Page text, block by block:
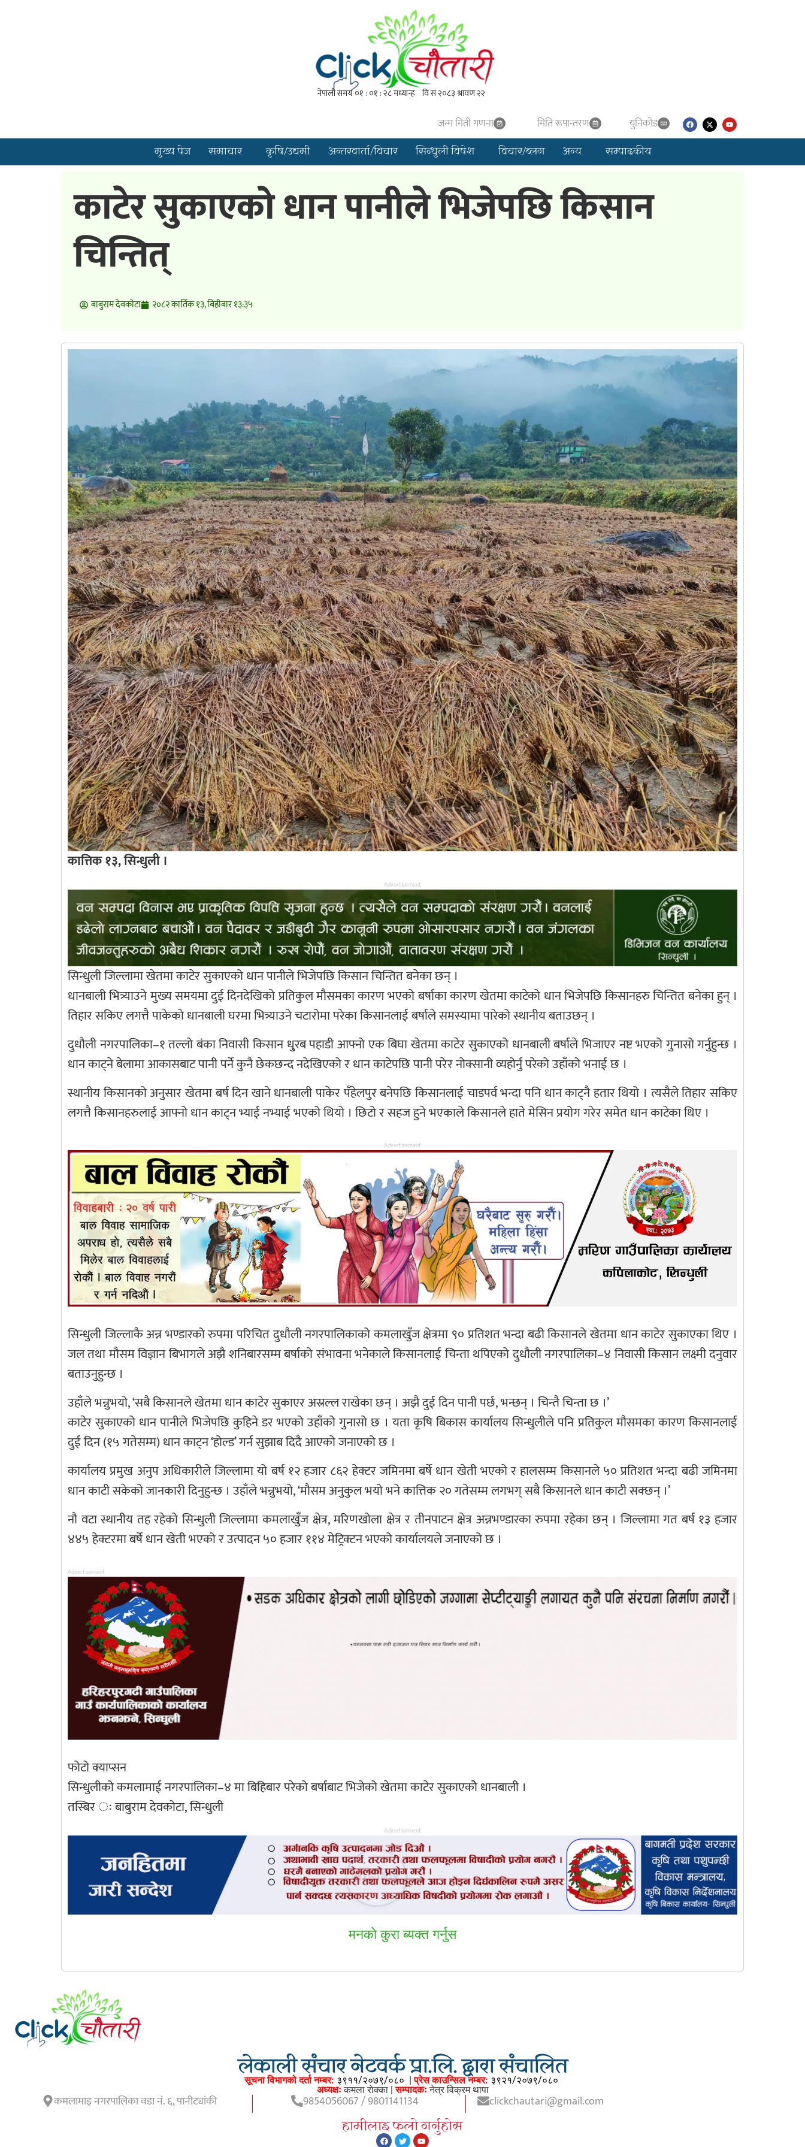
जन्म मिती गणना मिति रूपान्तरण युनिकाेड
मुख्य पेज समाचार कृषि/उद्यमी अन्तरवार्ता/विचार सिन्धुली विषेश विचार/ब्लग अन्य सम्पादकीय
काटेर सुकाएको धान पानीले भिजेपछि किसान
चिन्तित्
बाबुराम देवकाेटा २०८२ कार्तिक १३, बिहीबार १३:३५
कात्तिक १३, सिन्धुली ।
Advertisement
सिन्धुली जिल्लामा खेतमा काटेर सुकाएको धान पानीले भिजेपछि किसान चिन्तित बनेका छन् ।
धानबाली भित्र्याउने मुख्य समयमा दुई दिनदेखिको प्रतिकुल मौसमका कारण भएको बर्षाका कारण खेतमा काटेको धान भिजेपछि किसानहरु चिन्तित बनेका हुन् ।
तिहार सकिए लगत्तै पाकेको धानबाली घरमा भित्र्याउने चटारोमा परेका किसानलाई बर्षाले समस्यामा पारेको स्थानीय बताउछन् ।
दुधौली नगरपालिका–१ तल्लो बंका निवासी किसान धु्रब पहाडी आफ्नो एक बिघा खेतमा काटेर सुकाएको धानबाली बर्षाले भिजाएर नष्ट भएको गुनासो गर्नुहुन्छ ।
धान काट्ने बेलामा आकासबाट पानी पर्ने कुनै छेकछन्द नदेखिएको र धान काटेपछि पानी परेर नोक्सानी व्यहोर्नु परेको उहाँको भनाई छ ।
स्थानीय किसानको अनुसार खेतमा बर्ष दिन खाने धानबाली पाकेर पँहेलपुर बनेपछि किसानलाई चाडपर्व भन्दा पनि धान काट्नै हतार थियो । त्यसैले तिहार सकिए
लगत्तै किसानहरुलाई आफ्नो धान काट्न भ्याई नभ्याई भएको थियो । छिटो र सहज हुने भएकाले किसानले हाते मेसिन प्रयोग गरेर समेत धान काटेका थिए ।
Advertisement
सिन्धुली जिल्लाकै अन्न भण्डारको रुपमा परिचित दुधौली नगरपालिकाको कमलाखुँज क्षेत्रमा ९० प्रतिशत भन्दा बढी किसानले खेतमा धान काटेर सुकाएका थिए ।
जल तथा मौसम विज्ञान बिभागले अझै शनिबारसम्म बर्षाको संभावना भनेकाले किसानलाई चिन्ता थपिएको दुधौली नगरपालिका–४ निवासी किसान लक्ष्मी दनुवार
बताउनुहुन्छ ।
उहाँले भन्नुभयो, ‘सबै किसानले खेतमा धान काटेर सुकाएर अस्रल्ल राखेका छन् । अझै दुई दिन पानी पर्छ, भन्छन् । चिन्तै चिन्ता छ ।’
काटेर सुकाएको धान पानीले भिजेपछि कुहिने डर भएको उहाँको गुनासो छ । यता कृषि बिकास कार्यालय सिन्धुलीले पनि प्रतिकुल मौसमका कारण किसानलाई
दुई दिन (१५ गतेसम्म) धान काट्न ‘होल्ड’ गर्न सुझाब दिदै आएको जनाएको छ ।
कार्यालय प्रमुख अनुप अधिकारीले जिल्लामा यो बर्ष १२ हजार ८६२ हेक्टर जमिनमा बर्षे धान खेती भएको र हालसम्म किसानले ५० प्रतिशत भन्दा बढी जमिनमा
धान काटी सकेको जानकारी दिनुहुन्छ । उहाँले भन्नुभयो, ‘मौसम अनुकुल भयो भने कात्तिक २० गतेसम्म लगभग् सबै किसानले धान काटी सक्छन् ।’
नौ वटा स्थानीय तह रहेको सिन्धुली जिल्लामा कमलाखुँज क्षेत्र, मरिणखोला क्षेत्र र तीनपाटन क्षेत्र अन्नभण्डारका रुपमा रहेका छन् । जिल्लामा गत बर्ष १३ हजार
४४५ हेक्टरमा बर्षे धान खेती भएको र उत्पादन ५० हजार ११४ मेट्रिक्टन भएको कार्यालयले जनाएको छ ।
Advertisement
फोटो क्याप्सन
सिन्धुलीको कमलामाई नगरपालिका–४ मा बिहिबार परेको बर्षाबाट भिजेको खेतमा काटेर सुकाएकोे धानबाली ।
तस्बिर ः बाबुराम देवकोटा, सिन्धुली
Advertisement
मनकाे कुरा ब्यक्त गर्नुस
लेकाली संचार नेटवर्क प्रा.लि. द्वारा संचालित
सूचना विभागको दर्ता नम्बर: ३९११/२०७९/०८० |प्रेस काउन्सिल नम्बर: ३९२१/२०७९/०८०
अध्यक्षःकमला राेक्का |सम्पादकःनेत्र विक्रम थापा
कमलामाइ नगरपालिका वडा नं. ६, पानीट्यांकी 9854056067 / 9801141134 clickchautari@gmail.com
हामीलाइ फलाे गर्नुहाेस